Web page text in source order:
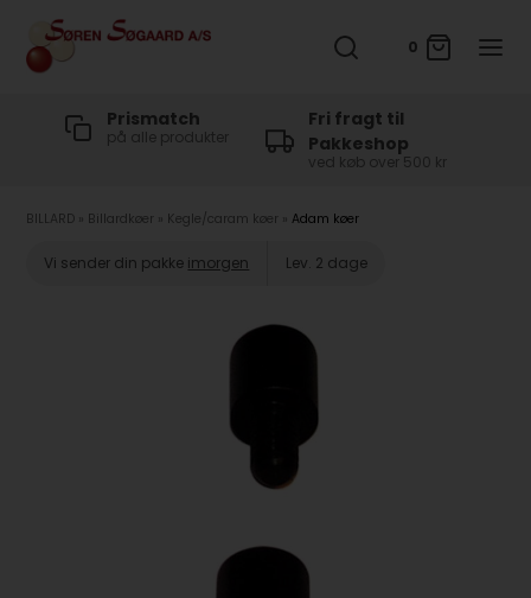
0
Prismatch
på alle produkter
Fri fragt til
Pakkeshop
ved køb over 500 kr
BILLARD Billardkøer Kegle/caram køer »Adam køer
Vi sender din pakke imorgen Lev. 2 dage